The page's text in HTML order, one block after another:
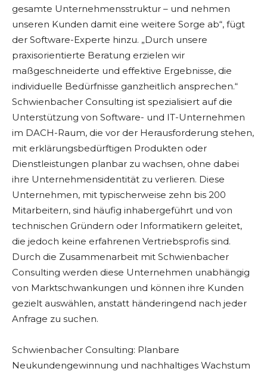
gesamte Unternehmensstruktur – und nehmen
unseren Kunden damit eine weitere Sorge ab“, fügt
der Software-Experte hinzu. „Durch unsere
praxisorientierte Beratung erzielen wir
maßgeschneiderte und effektive Ergebnisse, die
individuelle Bedürfnisse ganzheitlich ansprechen.“
Schwienbacher Consulting ist spezialisiert auf die
Unterstützung von Software- und IT-Unternehmen
im DACH-Raum, die vor der Herausforderung stehen,
mit erklärungsbedürftigen Produkten oder
Dienstleistungen planbar zu wachsen, ohne dabei
ihre Unternehmensidentität zu verlieren. Diese
Unternehmen, mit typischerweise zehn bis 200
Mitarbeitern, sind häufig inhabergeführt und von
technischen Gründern oder Informatikern geleitet,
die jedoch keine erfahrenen Vertriebsprofis sind.
Durch die Zusammenarbeit mit Schwienbacher
Consulting werden diese Unternehmen unabhängig
von Marktschwankungen und können ihre Kunden
gezielt auswählen, anstatt händeringend nach jeder
Anfrage zu suchen.
Schwienbacher Consulting: Planbare
Neukundengewinnung und nachhaltiges Wachstum